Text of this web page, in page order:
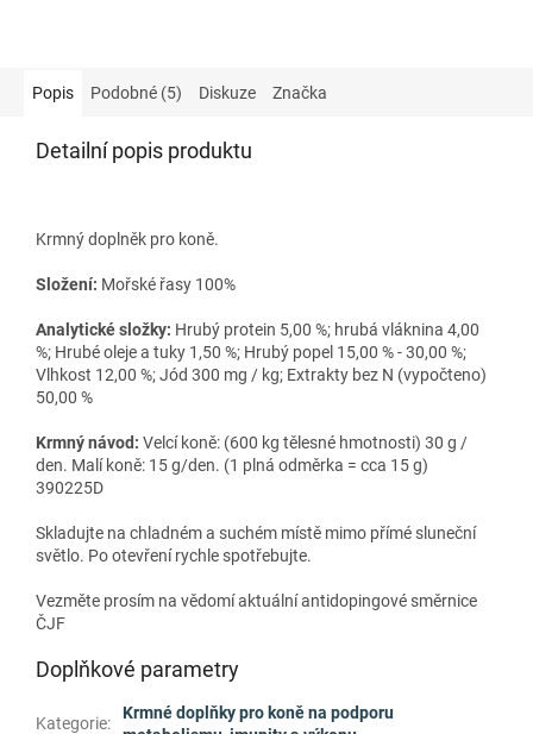
Popis Podobné (5) Diskuze Značka
Detailní popis produktu
Krmný doplněk pro koně.
Složení: Mořské řasy 100%
Analytické složky: Hrubý protein 5,00 %; hrubá vláknina 4,00
%; Hrubé oleje a tuky 1,50 %; Hrubý popel 15,00 % - 30,00 %;
Vlhkost 12,00 %; Jód 300 mg / kg; Extrakty bez N (vypočteno)
50,00 %
Krmný návod: Velcí koně: (600 kg tělesné hmotnosti) 30 g /
den. Malí koně: 15 g/den. (1 plná odměrka = cca 15 g)
390225D
Skladujte na chladném a suchém místě mimo přímé sluneční
světlo. Po otevření rychle spotřebujte.
Vezměte prosím na vědomí aktuální antidopingové směrnice
ČJF
Doplňkové parametry
Kategorie:
Krmné doplňky pro koně na podporu